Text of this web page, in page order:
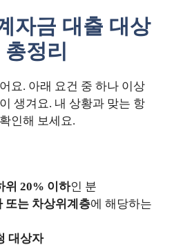
자금 대출 대상
정리
요. 아래 요건 중 하나 이상
생겨요. 내 상황과 맞는 항
인해 보세요.
위 20% 이하인 분
또는 차상위계층에 해당하는
대상자